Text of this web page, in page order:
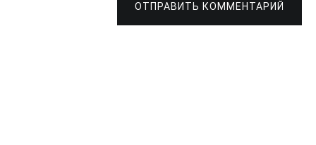
ОТПРАВИТЬ КОММЕНТАРИЙ